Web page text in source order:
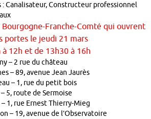
: Canalisateur, Constructeur professionnel
Franche-Comté qui ouvrent
portes le jeudi 21 mars
à 12h et de 13h30 à 16h
– 2 rue du château
– 89, avenue Jean Jaurès
– 1, rue du petit bois
5, route de Sermoise
1, rue Ernest Thierry-Mieg
– 19, avenue de l’Observatoire